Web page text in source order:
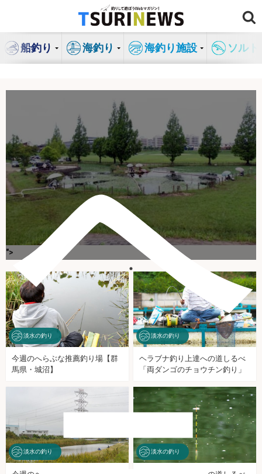
ン
船釣り 海釣り 海釣り施設 ソル
ヘ
">
淡水の釣り
今週のへらぶな推薦釣り場【群
馬県・城沼】
淡水の釣り
ヘラブナ釣り上達への道しるべ
「両ダンゴのチョウチン釣り」
淡水の釣り 淡水の釣り